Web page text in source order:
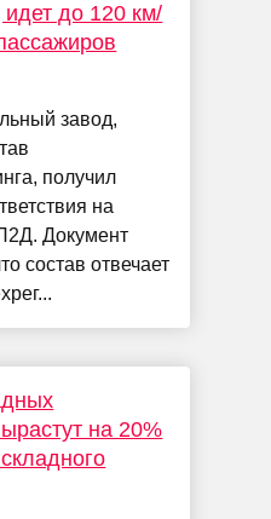
до 120 км/
завод,
получил
на
Документ
состав отвечает
на 20%